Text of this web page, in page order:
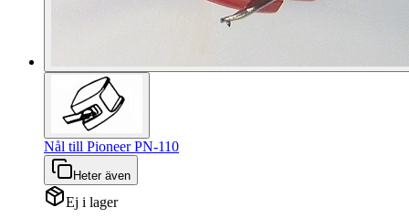
Nål till Pioneer PN-110
Heter även
Ej i lager